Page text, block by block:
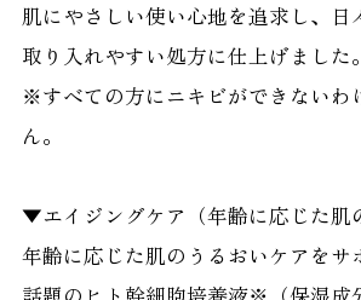
肌にやさしい使い心地を追求し、日
取り入れやすい処方に仕上げました。
※すべての方にニキビができないわ
ん。
▼エイジングケア（年齢に応じた肌
年齢に応じた肌のうるおいケアをサ